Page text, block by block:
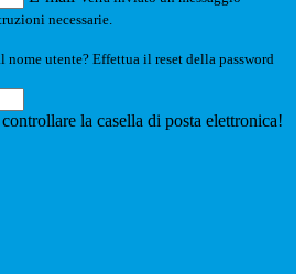
necessarie.
nome utente? Effettua il reset della password
la casella di posta elettronica!